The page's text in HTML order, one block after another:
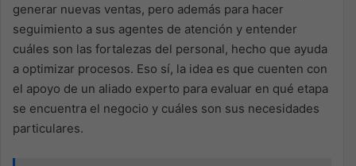
generar nuevas ventas, pero además para hacer
seguimiento a sus agentes de atención y entender
cuáles son las fortalezas del personal, hecho que ayuda
a optimizar procesos. Eso sí, la idea es que cuenten con
el apoyo de un aliado experto para evaluar en qué etapa
se encuentra el negocio y cuáles son sus necesidades
particulares.